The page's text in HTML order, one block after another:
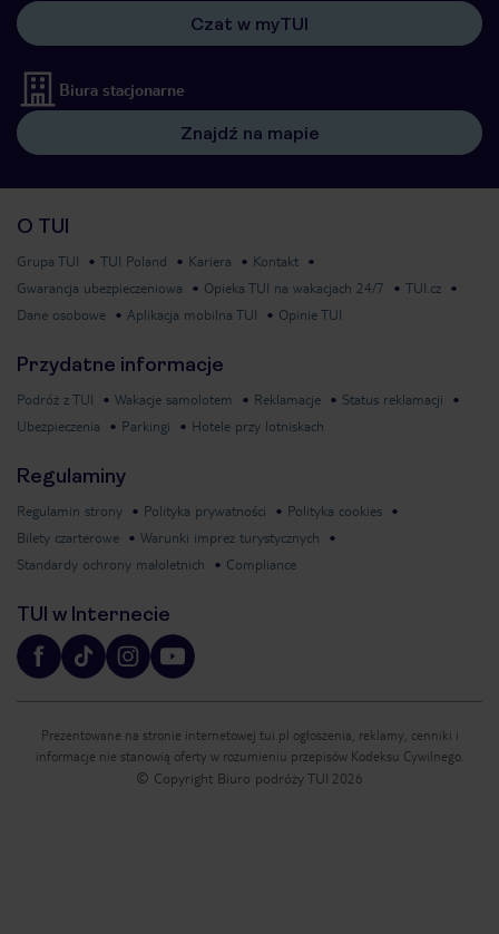
Czat w myTUI
Biura stacjonarne
Znajdź na mapie
O TUI
Grupa TUI TUI Poland Kariera
Kontakt
Gwarancja ubezpieczeniowa
Opieka TUI na wakacjach 24/7
TUI.cz
Dane osobowe
Aplikacja mobilna TUI Opinie TUI
Przydatne informacje
Podróż z TUI Wakacje samolotem Reklamacje
Status reklamacji
Ubezpieczenia
Parkingi Hotele przy lotniskach
Regulaminy
Regulamin strony Polityka prywatności
Polityka cookies
Bilety czarterowe
Warunki imprez turystycznych
Standardy ochrony małoletnich
Compliance
TUI w Internecie
Prezentowane na stronie internetowej tui.pl ogłoszenia, reklamy, cenniki i
informacje nie stanowią oferty w rozumieniu przepisów Kodeksu Cywilnego.
© Copyright Biuro podróży TUI 2026